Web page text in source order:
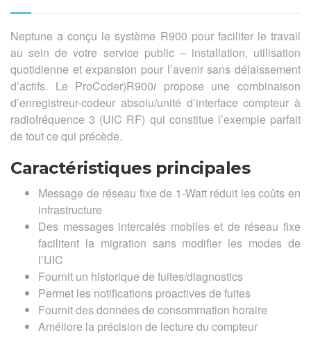
Neptune a conçu le système R900 pour faciliter le travail
au sein de votre service public – installation, utilisation
quotidienne et expansion pour l’avenir sans délaissement
d’actifs. Le ProCoder)R900i propose une combinaison
d’enregistreur-codeur absolu/unité d’interface compteur à
radiofréquence 3 (UIC RF) qui constitue l’exemple parfait
de tout ce qui précède.
Caractéristiques principales
Message de réseau fixe de 1-Watt réduit les coûts en
infrastructure
Des messages intercalés mobiles et de réseau fixe
facilitent la migration sans modifier les modes de
l’UIC
Fournit un historique de fuites/diagnostics
Permet les notifications proactives de fuites
Fournit des données de consommation horaire
Améliore la précision de lecture du compteur